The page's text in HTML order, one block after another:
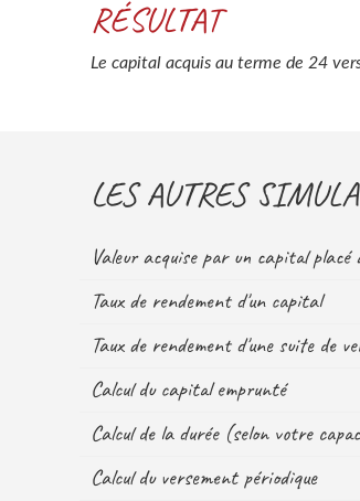
RÉSULTAT
Le capital acquis au terme de 24
LES AUTRES
Valeur acquise par un capital
Taux de rendement d'un capital
Taux de rendement d'une suite de
Calcul du capital emprunté
Calcul de la durée (selon votre
Calcul du versement périodique